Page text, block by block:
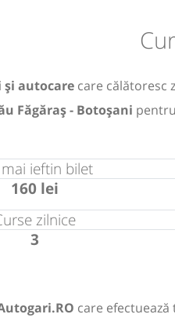
autocare care călătoresc
Făgăraș - Botoșani
ieftin bilet
160 lei
zilnice
3
care